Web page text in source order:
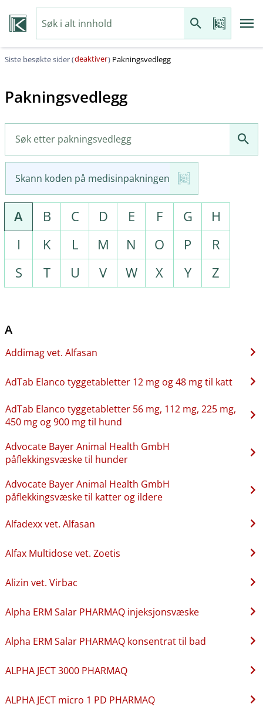
Siste besøkte sider (deaktiver) Pakningsvedlegg
Pakningsvedlegg
Skann koden på medisinpakningen
A B C D E F G
H
I
K L M N O P
R
S
T U V W X Y Z
A
Addimag vet. Alfasan
AdTab Elanco tyggetabletter 12 mg og 48 mg til katt
AdTab Elanco tyggetabletter 56 mg, 112 mg, 225 mg,
450 mg og 900 mg til hund
Advocate Bayer Animal Health GmbH
påflekkingsvæske til hunder
Advocate Bayer Animal Health GmbH
påflekkingsvæske til katter og ildere
Alfadexx vet. Alfasan
Alfax Multidose vet. Zoetis
Alizin vet. Virbac
Alpha ERM Salar PHARMAQ injeksjonsvæske
Alpha ERM Salar PHARMAQ konsentrat til bad
ALPHA JECT 3000 PHARMAQ
ALPHA JECT micro 1 PD PHARMAQ